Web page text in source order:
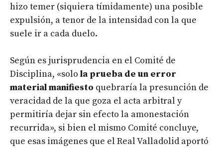
hizo temer (siquiera tímidamente) una posible
expulsión, a tenor de la intensidad con la que
suele ir a cada duelo.
Según es jurisprudencia en el Comité de
Disciplina, «solo la prueba de un error
material manifiesto quebraría la presunción de
veracidad de la que goza el acta arbitral y
permitiría dejar sin efecto la amonestación
recurrida», si bien el mismo Comité concluye,
que esas imágenes que el Real Valladolid aportó